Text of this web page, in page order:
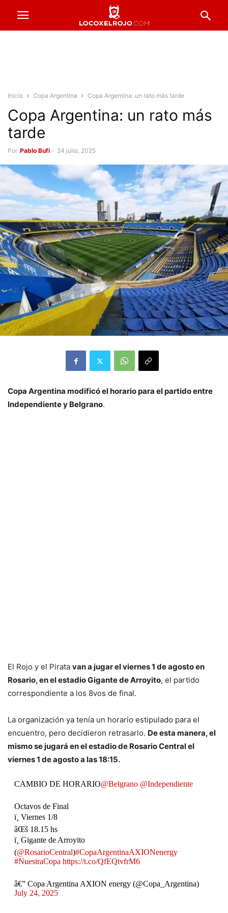
Inicio Copa Argentina Copa Argentina: un rato más tarde
Copa Argentina: un rato más
tarde
Por Pablo Bufi - 24 julio, 2025
Copa Argentina modificó el horario para el partido entre
Independiente y Belgrano.
El Rojo y el Pirata van a jugar el viernes 1 de agosto en
Rosario, en el estadio Gigante de Arroyito, el partido
correspondiente a los 8vos de final.
La organización ya tenía un horario estipulado para el
encuentro, pero decidieron retrasarlo. De esta manera, el
mismo se jugará en el estadio de Rosario Central el
viernes 1 de agosto a las 18:15.
CAMBIO DE HORARIO@Belgrano @Independiente
Octavos de Final
ï¸ Viernes 1/8
âŒš 18.15 hs
ï¸ Gigante de Arroyito
(@RosarioCentral)#CopaArgentinaAXIONenergy
#NuestraCopa https://t.co/QfEQtvfrM6
â€” Copa Argentina AXION energy (@Copa_Argentina)
July 24, 2025